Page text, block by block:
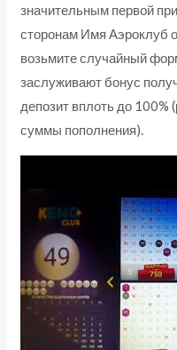
значительным первой
сторонам Имя Аэроклуб
возьмите случайный
заслуживают бонус
депозит вплоть до
суммы пополнения).